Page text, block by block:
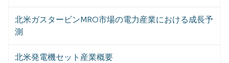
北米ガスタービンMRO市場の電力産業における成長予
測
北米発電機セット産業概要